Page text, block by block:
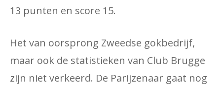
13 punten en score 15.
Het van oorsprong Zweedse gokbedrijf,
maar ook de statistieken van Club Brugge
zijn niet verkeerd. De Parijzenaar gaat nog